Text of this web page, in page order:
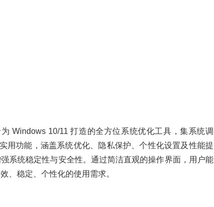
Windows 10/11 打造的全方位系统优化工具，集系统调
用功能，涵盖系统优化、隐私保护、个性化设置及性能提
系统稳定性与安全性。通过简洁直观的操作界面，用户能
、稳定、个性化的使用需求。